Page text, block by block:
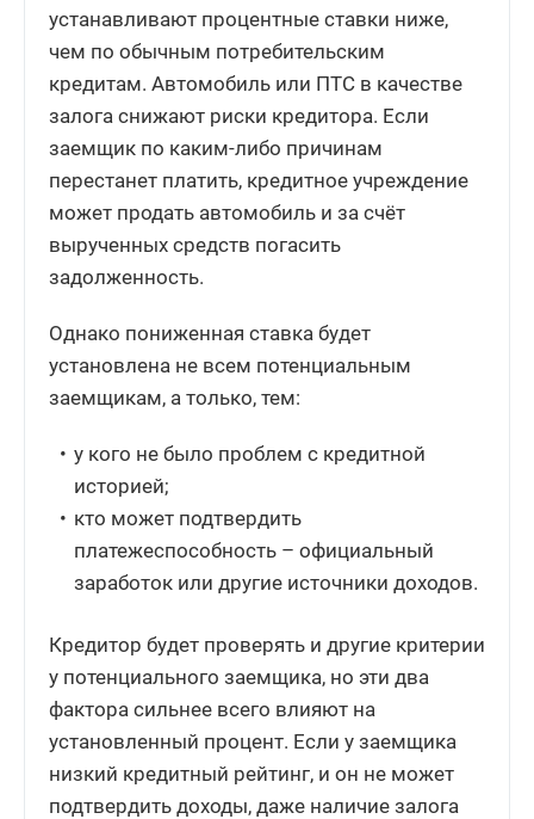
устанавливают процентные ставки ниже,
чем по обычным потребительским
кредитам. Автомобиль или ПТС в качестве
залога снижают риски кредитора. Если
заемщик по каким-либо причинам
перестанет платить, кредитное учреждение
может продать автомобиль и за счёт
вырученных средств погасить
задолженность.
Однако пониженная ставка будет
установлена не всем потенциальным
заемщикам, а только, тем:
у кого не было проблем с кредитной
историей;
кто может подтвердить
платежеспособность – официальный
заработок или другие источники доходов.
Кредитор будет проверять и другие критерии
у потенциального заемщика, но эти два
фактора сильнее всего влияют на
установленный процент. Если у заемщика
низкий кредитный рейтинг, и он не может
подтвердить доходы, даже наличие залога